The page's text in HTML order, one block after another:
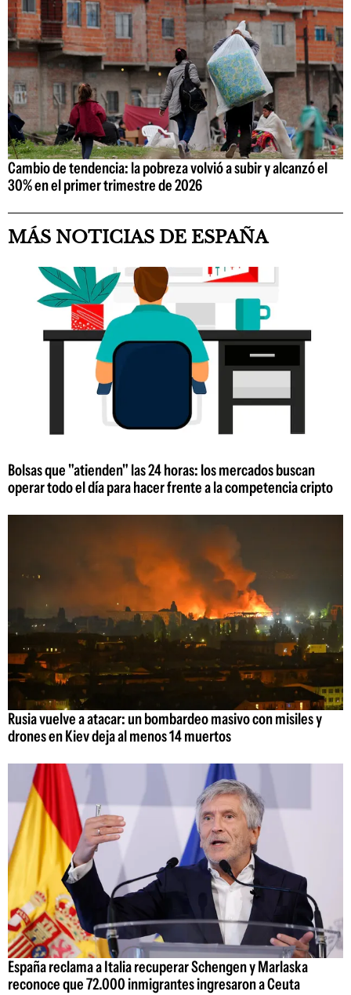
Cambio de tendencia: la pobreza volvió a subir y alcanzó el
30% en el primer trimestre de 2026
MÁS NOTICIAS DE ESPAÑA
Bolsas que "atienden" las 24 horas: los mercados buscan
operar todo el día para hacer frente a la competencia cripto
Rusia vuelve a atacar: un bombardeo masivo con misiles y
drones en Kiev deja al menos 14 muertos
España reclama a Italia recuperar Schengen y Marlaska
reconoce que 72.000 inmigrantes ingresaron a Ceuta